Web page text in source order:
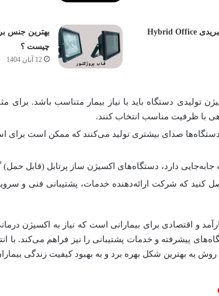
آینده مبلمان اداری هیبریدی Hybrid Office
بهترین جنس
چیست ؟
12 آبان 1404
تولیدی دستگاه باید با نیاز بیمار متناسب باشد. برای
با ظرفیت مناسب انتخاب کنند.
صدای بیشتری تولید می‌کنند که ممکن است برای
جابه‌جایی دارد، دستگاه‌های اکسیژن ساز پرتابل (قابل حمل)
کنید که شرکت ارائه‌دهنده خدمات، پشتیبانی فنی و
و اقتصادی برای بیمارانی است که نیاز به اکسیژن
پیشرفته و خدمات پشتیبانی را نیز فراهم می‌کند. با
روش به بهترین شکل بهره برد و به بهبود کیفیت زندگی